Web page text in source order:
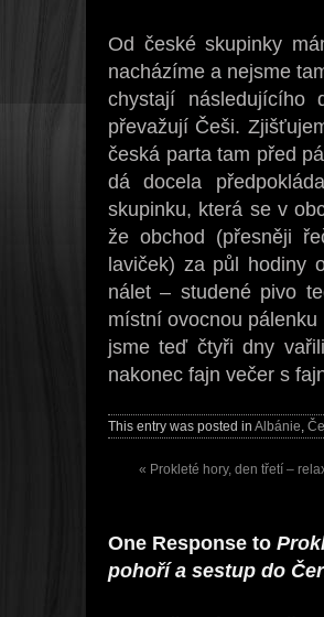
Od české skupinky
nacházíme a nejsme
chystají
převažují Češi.
česká parta tam před
dá docela
skupinku, která se v
že obchod (přesněji
laviček) za půl hodiny
nálet – studené pivo
místní ovocnou
jsme teď čtyři dny
nakonec fajn večer s
This entry was posted in Albánie
« Prokleté hory, den třetí –
One Response to
pohoří a sestup do